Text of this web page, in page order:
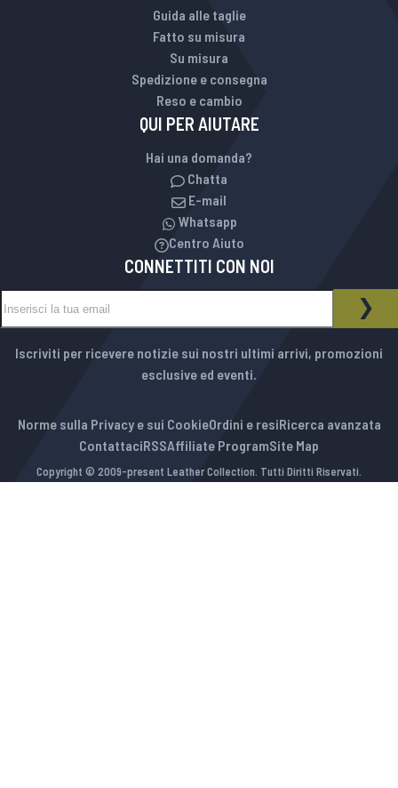
Guida alle taglie
Fatto su misura
Su misura
Spedizione e consegna
Reso e cambio
QUI PER AIUTARE
Hai una domanda?
Chatta
E-mail
Whatsapp
Centro Aiuto
CONNETTITI CON NOI
NEWSLETTER
Iscriviti per ricevere notizie sui nostri ultimi arrivi, promozioni
esclusive ed eventi.
Norme sulla Privacy e sui CookieOrdini e resiRicerca avanzata
ContattaciRSSAffiliate ProgramSite Map
Copyright © 2009-present Leather Collection. Tutti Diritti Riservati.